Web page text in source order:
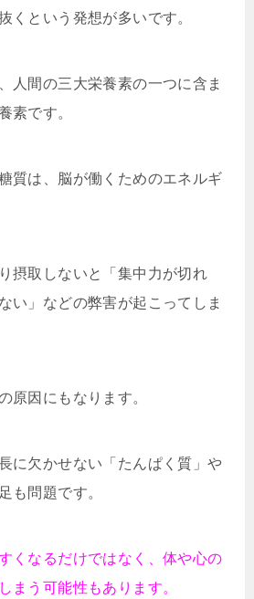
くという発想が多いです。
人間の三大栄養素の一つに含ま
素です。
質は、脳が働くためのエネルギ
摂取しないと「集中力が切れ
い」などの弊害が起こってしま
原因にもなります。
に欠かせない「たんぱく質」や
も問題です。
くなるだけではなく、体や心の
まう可能性もあります。